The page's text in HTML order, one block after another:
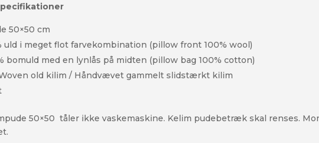
50×50 cm
uld i meget flot farvekombination (pillow front 100% wool)
bomuld med en lynlås på midten (pillow bag 100% cotton)
old kilim / Håndvævet gammelt slidstærkt kilim
50×50 tåler ikke vaskemaskine. Kelim pudebetræk skal renses.